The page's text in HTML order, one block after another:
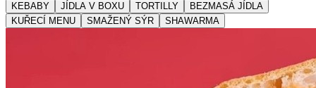
KEBABY JÍDLA V BOXU TORTILLY
BEZMASÁ JÍDLA
KUŘECÍ MENU
SMAŽENÝ SÝR SHAWARMA